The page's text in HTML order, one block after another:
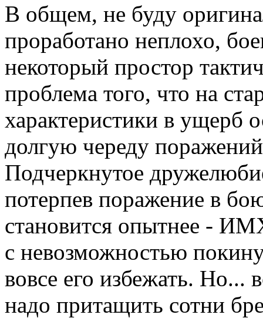
В общем, не буду
проработано неплохо,
некоторый простор
проблема того, что на
характеристики в ущерб
долгую череду
Подчеркнутое
потерпев поражение в
становится опытнее -
с невозможностью
вовсе его избежать. Но...
надо притащить сотни